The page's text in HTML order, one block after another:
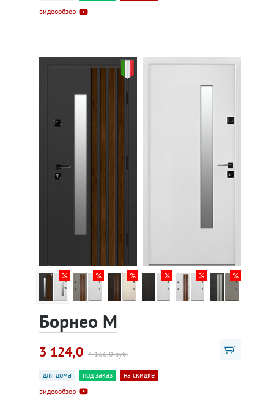
видеообзор
Борнео М
3 124,0 4 166,0 руб.
для дома под заказ
на скидке
видеообзор